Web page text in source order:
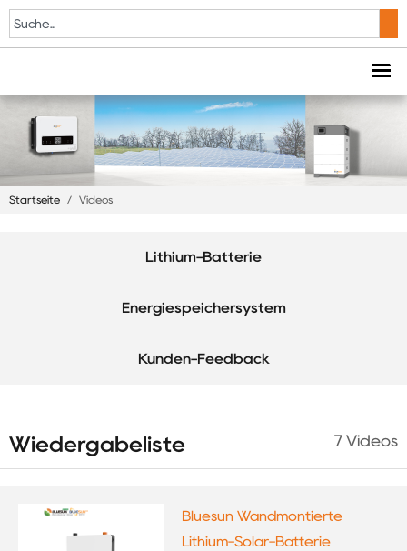
Startseite / Videos
Lithium-Batterie
Energiespeichersystem
Kunden-Feedback
Wiedergabeliste 7 Videos
Bluesun Wandmontierte
Lithium-Solar-Batterie